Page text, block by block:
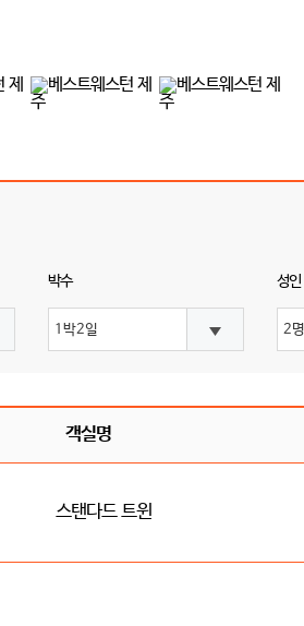
박수 성인
객실명
스탠다드 트윈